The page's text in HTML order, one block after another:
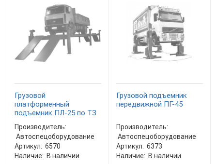
Грузовой
платформенный
подъемник ПЛ-25 по ТЗ
Производитель:
Автоспецоборудование
Артикул: 6570
Наличие: В наличии
Грузовой подъемник
передвижной ПГ-45
Производитель:
Автоспецоборудование
Артикул: 6373
Наличие: В наличии